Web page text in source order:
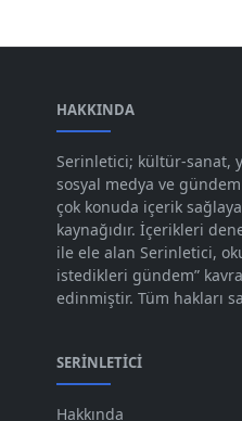
Ara 2023 [101]
Kas 2023
Eki 2023 [73]
Eyl 2023 [73]
Ağu 2023 [74]
Tem 2023 [76]
Haz 2023
May 2023
HAKKINDA
Serinletici; kültür-sanat,
sosyal medya ve
çok konuda içerik
kaynağıdır. İçerikleri
ile ele alan Serinletici,
istedikleri gündem”
edinmiştir. Tüm hakları
SERINLETICI
Hakkında